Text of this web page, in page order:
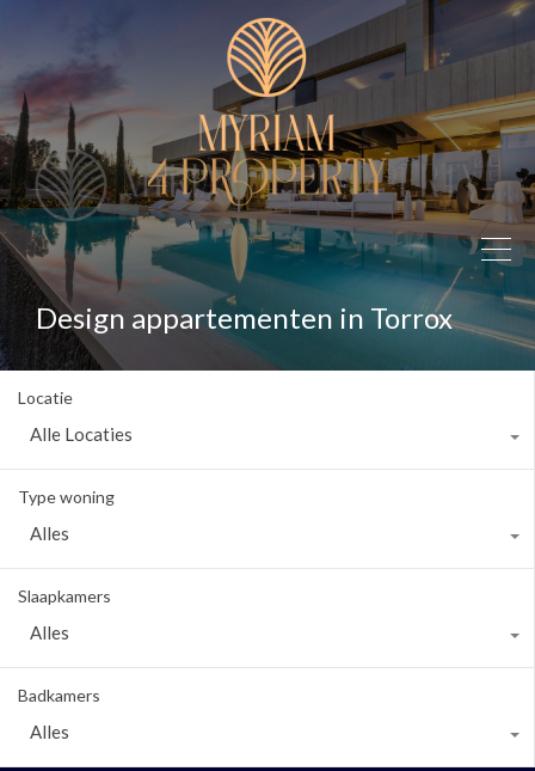
Design appartementen in Torrox
Locatie
Alle Locaties
Type woning
Alles
Slaapkamers
Alles
Badkamers
Alles